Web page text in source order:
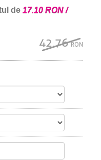
de 17.10 RON /
42.76RON